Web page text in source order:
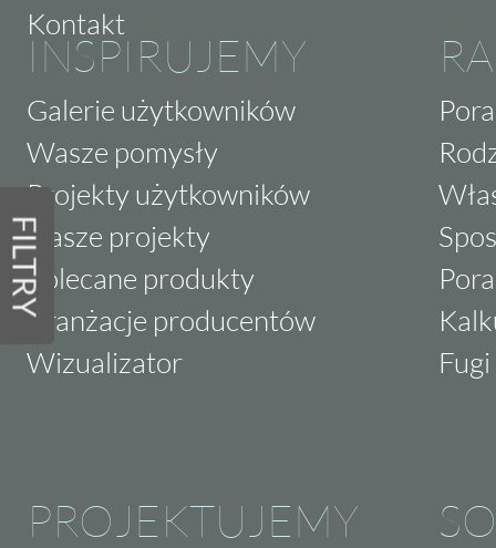
FILTRY
Kontakt
INSPIRUJEMY
Galerie użytkowników
Wasze pomysły
Projekty użytkowników
Nasze projekty
Polecane produkty
Aranżacje producentów
Wizualizator
PROJEKTUJEMY